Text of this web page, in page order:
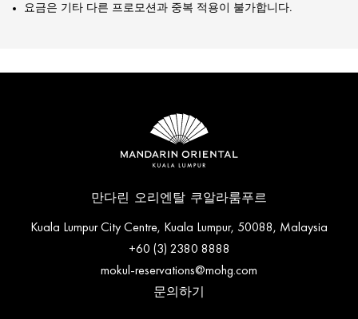
요금은 기타 다른 프로모션과 중복 적용이 불가합니다.
만다린 오리엔탈 쿠알라룸푸르
Kuala Lumpur City Centre, Kuala Lumpur, 50088, Malaysia
+60 (3) 2380 8888
mokul-reservations@mohg.com
문의하기